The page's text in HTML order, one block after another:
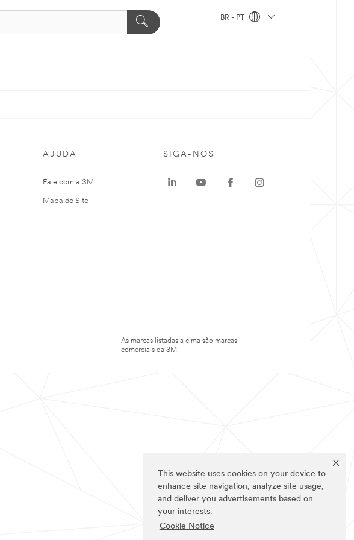
This website uses cookies on your device to
enhance site navigation, analyze site usage,
and deliver you advertisements based on
your interests.
Cookie Notice
BR - PT
AJUDA
Fale com a 3M
Mapa do Site
SIGA-NOS
As marcas listadas a cima são marcas
comerciais da 3M.